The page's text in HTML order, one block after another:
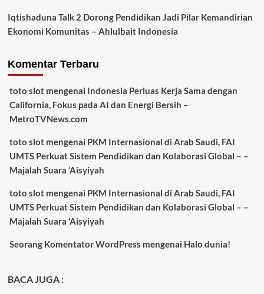
Iqtishaduna Talk 2 Dorong Pendidikan Jadi Pilar Kemandirian
Ekonomi Komunitas – Ahlulbait Indonesia
Komentar Terbaru
toto slotmengenai Indonesia Perluas Kerja Sama dengan
California, Fokus pada AI dan Energi Bersih –
MetroTVNews.com
toto slotmengenai PKM Internasional di Arab Saudi, FAI
UMTS Perkuat Sistem Pendidikan dan Kolaborasi Global – –
Majalah Suara ‘Aisyiyah
toto slotmengenai PKM Internasional di Arab Saudi, FAI
UMTS Perkuat Sistem Pendidikan dan Kolaborasi Global – –
Majalah Suara ‘Aisyiyah
Seorang Komentator WordPress mengenai Halo dunia!
BACA JUGA :